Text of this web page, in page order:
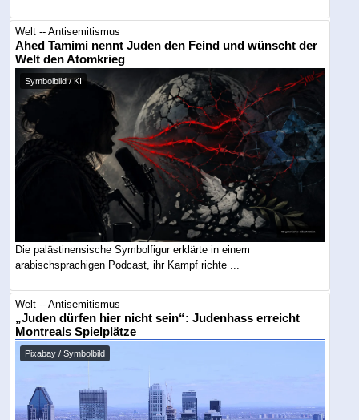
Welt -- Antisemitismus
Ahed Tamimi nennt Juden den Feind und wünscht der
Welt den Atomkrieg
Symbolbild / KI
Die palästinensische Symbolfigur erklärte in einem
arabischsprachigen Podcast, ihr Kampf richte ...
Welt -- Antisemitismus
„Juden dürfen hier nicht sein“: Judenhass erreicht
Montreals Spielplätze
Pixabay / Symbolbild